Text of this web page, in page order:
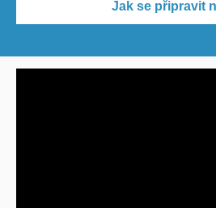
Jak se připravit